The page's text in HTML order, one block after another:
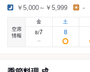
￥5,000～￥5,999 -
空席
情報
金
8/7
土
8